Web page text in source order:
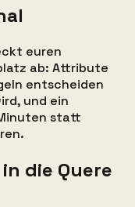
euren
ab: Attribute
entscheiden
und ein
statt
die Quere